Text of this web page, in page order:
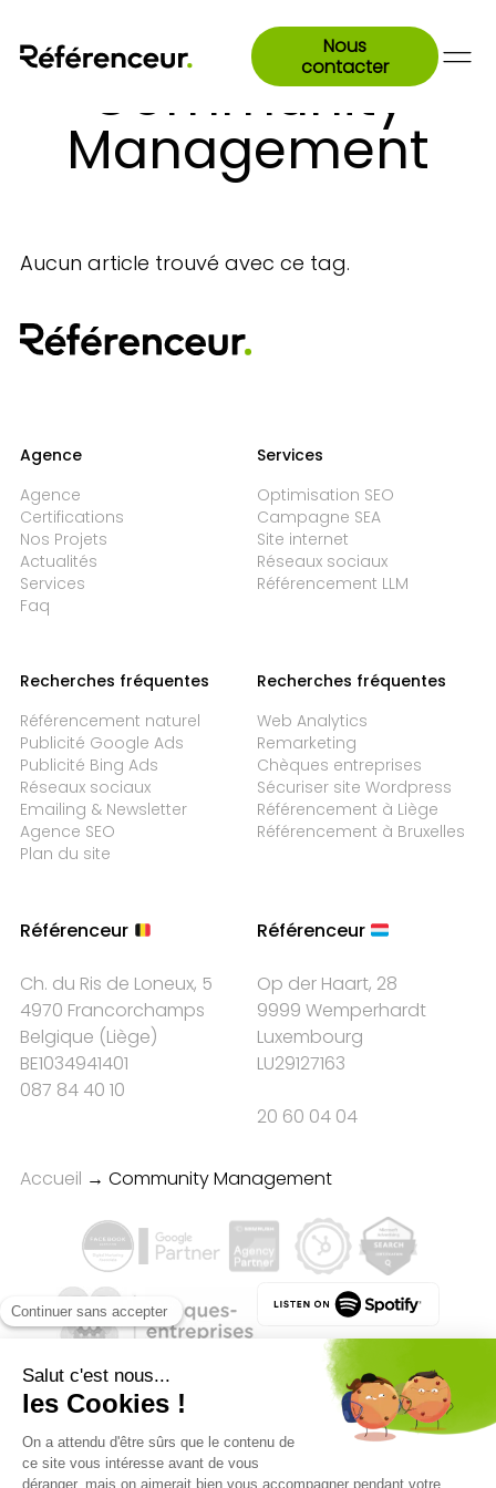
Nous
contacter
Community
Management
Aucun article trouvé avec ce tag.
Agence
Agence
Certifications
Nos Projets
Actualités
Services
Faq
Services
Optimisation SEO
Campagne SEA
Site internet
Réseaux sociaux
Référencement LLM
Recherches fréquentes
Référencement naturel
Publicité Google Ads
Publicité Bing Ads
Réseaux sociaux
Emailing & Newsletter
Agence SEO
Plan du site
Recherches fréquentes
Web Analytics
Remarketing
Chèques entreprises
Sécuriser site Wordpress
Référencement à Liège
Référencement à Bruxelles
Référenceur
Ch. du Ris de Loneux, 5
4970 Francorchamps
Belgique (Liège)
BE1034941401
087 84 40 10
Référenceur
Op der Haart, 28
9999 Wemperhardt
Luxembourg
LU29127163
20 60 04 04
Accueil → Community Management
Qualité des campagnes en
marketing digital :
4.7/5 étoiles sur107 clients
Référenceur France
Référenceur Belgique